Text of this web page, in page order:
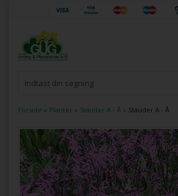
Forside » Planter » Stauder A - Å » Stauder A - Å